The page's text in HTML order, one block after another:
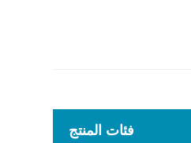
فئات المنتج